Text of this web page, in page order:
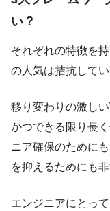
い？
それぞれの特徴を
の人気は拮抗してい
移り変わりの激し
かつできる限り長
ニア確保のために
を抑えるためにも
エンジニアにとっ